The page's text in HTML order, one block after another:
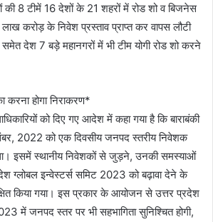
की 8 टीमें 16 देशों के 21 शहरों में रोड शो व बिजनेस
करोड़ के निवेश प्रस्ताव प्राप्त कर वापस लौटी
देश 7 बड़े महानगरों में भी टीम योगी रोड शो करने
होगा निराकरण*
को दिए गए आदेश में कहा गया है कि बाराबंकी
2022 को एक दिवसीय जनपद स्तरीय निवेशक
इसमें स्थानीय निवेशकों से जुड़ने, उनकी समस्याओं
ग्लोबल इन्वेस्टर्स समिट 2023 को बढ़ावा देने के
किया गया। इस प्रकार के आयोजन से उत्तर प्रदेश
में जनपद स्तर पर भी सहभागिता सुनिश्चित होगी,